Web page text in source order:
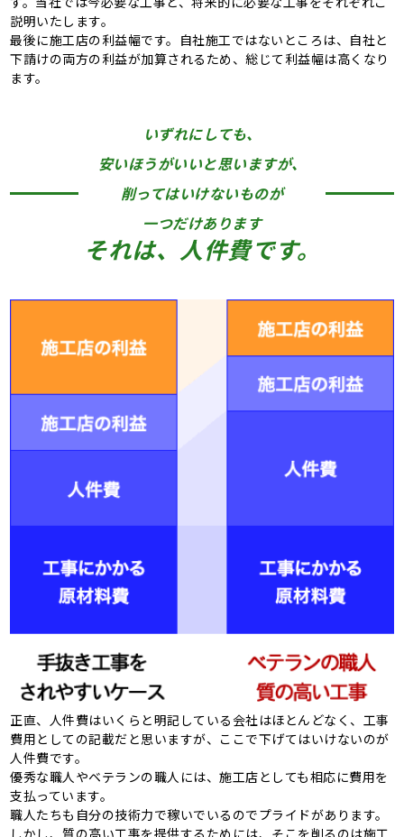
説明いたします。
最後に施工店の利益幅です。自社施工ではないところは、自社と
下請けの両方の利益が加算されるため、総じて利益幅は高くなり
ます。
いずれにしても、
安いほうがいいと思いますが、
削ってはいけないものが
一つだけあります
それは、人件費です。
正直、人件費はいくらと明記している会社はほとんどなく、工事
費用としての記載だと思いますが、ここで下げてはいけないのが
人件費です。
優秀な職人やベテランの職人には、施工店としても相応に費用を
支払っています。
職人たちも自分の技術力で稼いでいるのでプライドがあります。